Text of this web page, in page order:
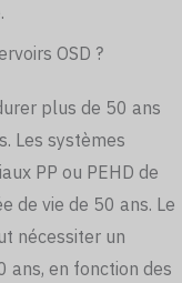
OSD ?
plus de 50 ans
Les systèmes
PP ou PEHD de
de vie de 50 ans. Le
nécessiter un
ans, en fonction des